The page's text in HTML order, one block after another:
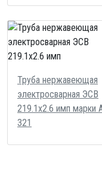
Труба нержавеющая
электросварная ЭСВ
219.1х2.6 имп марки
321